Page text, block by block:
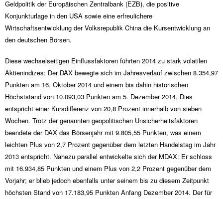
Geldpolitik der Europäischen Zentralbank (EZB), die positive
Konjunkturlage in den USA sowie eine erfreulichere
Wirtschaftsentwicklung der Volksrepublik China die Kursentwicklung an
den deutschen Börsen.
Diese wechselseitigen Einflussfaktoren führten 2014 zu stark volatilen
Aktienindizes: Der DAX bewegte sich im Jahresverlauf zwischen 8.354,97
Punkten am 16. Oktober 2014 und einem bis dahin historischen
Höchststand von 10.093,03 Punkten am 5. Dezember 2014. Dies
entspricht einer Kursdifferenz von 20,8 Prozent innerhalb von sieben
Wochen. Trotz der genannten geopolitischen Unsicherheitsfaktoren
beendete der DAX das Börsenjahr mit 9.805,55 Punkten, was einem
leichten Plus von 2,7 Prozent gegenüber dem letzten Handelstag im Jahr
2013 entspricht. Nahezu parallel entwickelte sich der MDAX: Er schloss
mit 16.934,85 Punkten und einem Plus von 2,2 Prozent gegenüber dem
Vorjahr; er blieb jedoch ebenfalls unter seinem bis zu diesem Zeitpunkt
höchsten Stand von 17.183,95 Punkten Anfang Dezember 2014. Der für